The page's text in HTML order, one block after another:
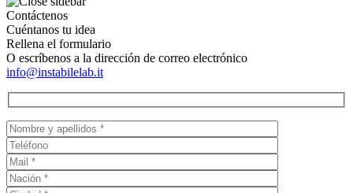
Contáctenos
Cuéntanos tu idea
Rellena el formulario
O escríbenos a la dirección de correo electrónico
info@instabilelab.it